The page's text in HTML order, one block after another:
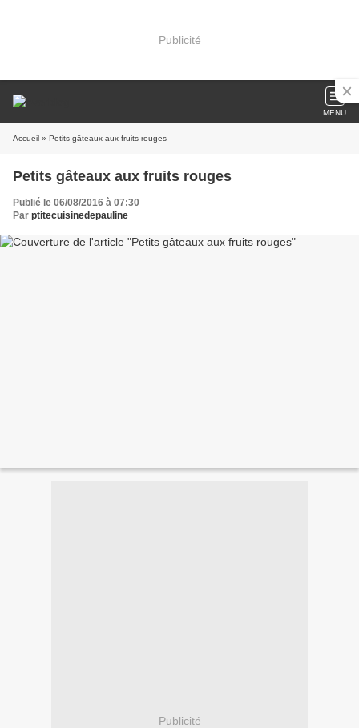
Publicité
MENU
Accueil » Petits gâteaux aux fruits rouges
Petits gâteaux aux fruits rouges
Publié le 06/08/2016 à 07:30
Par ptitecuisinedepauline
Publicité